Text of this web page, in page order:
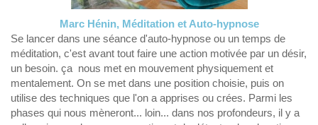
Marc Hénin, Méditation et Auto-hypnose
Se lancer dans une séance d'auto-hypnose ou un temps de
méditation, c'est avant tout faire une action motivée par un désir,
un besoin. ça nous met en mouvement physiquement et
mentalement. On se met dans une position choisie, puis on
utilise des techniques que l'on a apprises ou crées. Parmi les
phases qui nous mèneront... loin... dans nos profondeurs, il y a